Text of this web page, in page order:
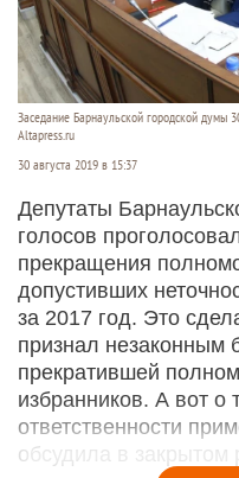
Заседание Барнаульской городской думы
Altapress.ru
30 августа 2019 в 15:37
Депутаты
голосов
прекращения
допустивших
за 2017 год. Это
признал незаконным
прекратившей
избранников. А вот о
ответственности
обсудила в закрытом